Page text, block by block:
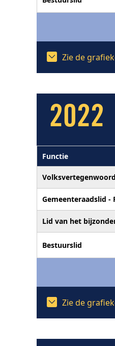
Zie de
2022
Functie
Gemeenteraadslid -
Lid van het
Bestuurslid
Zie de